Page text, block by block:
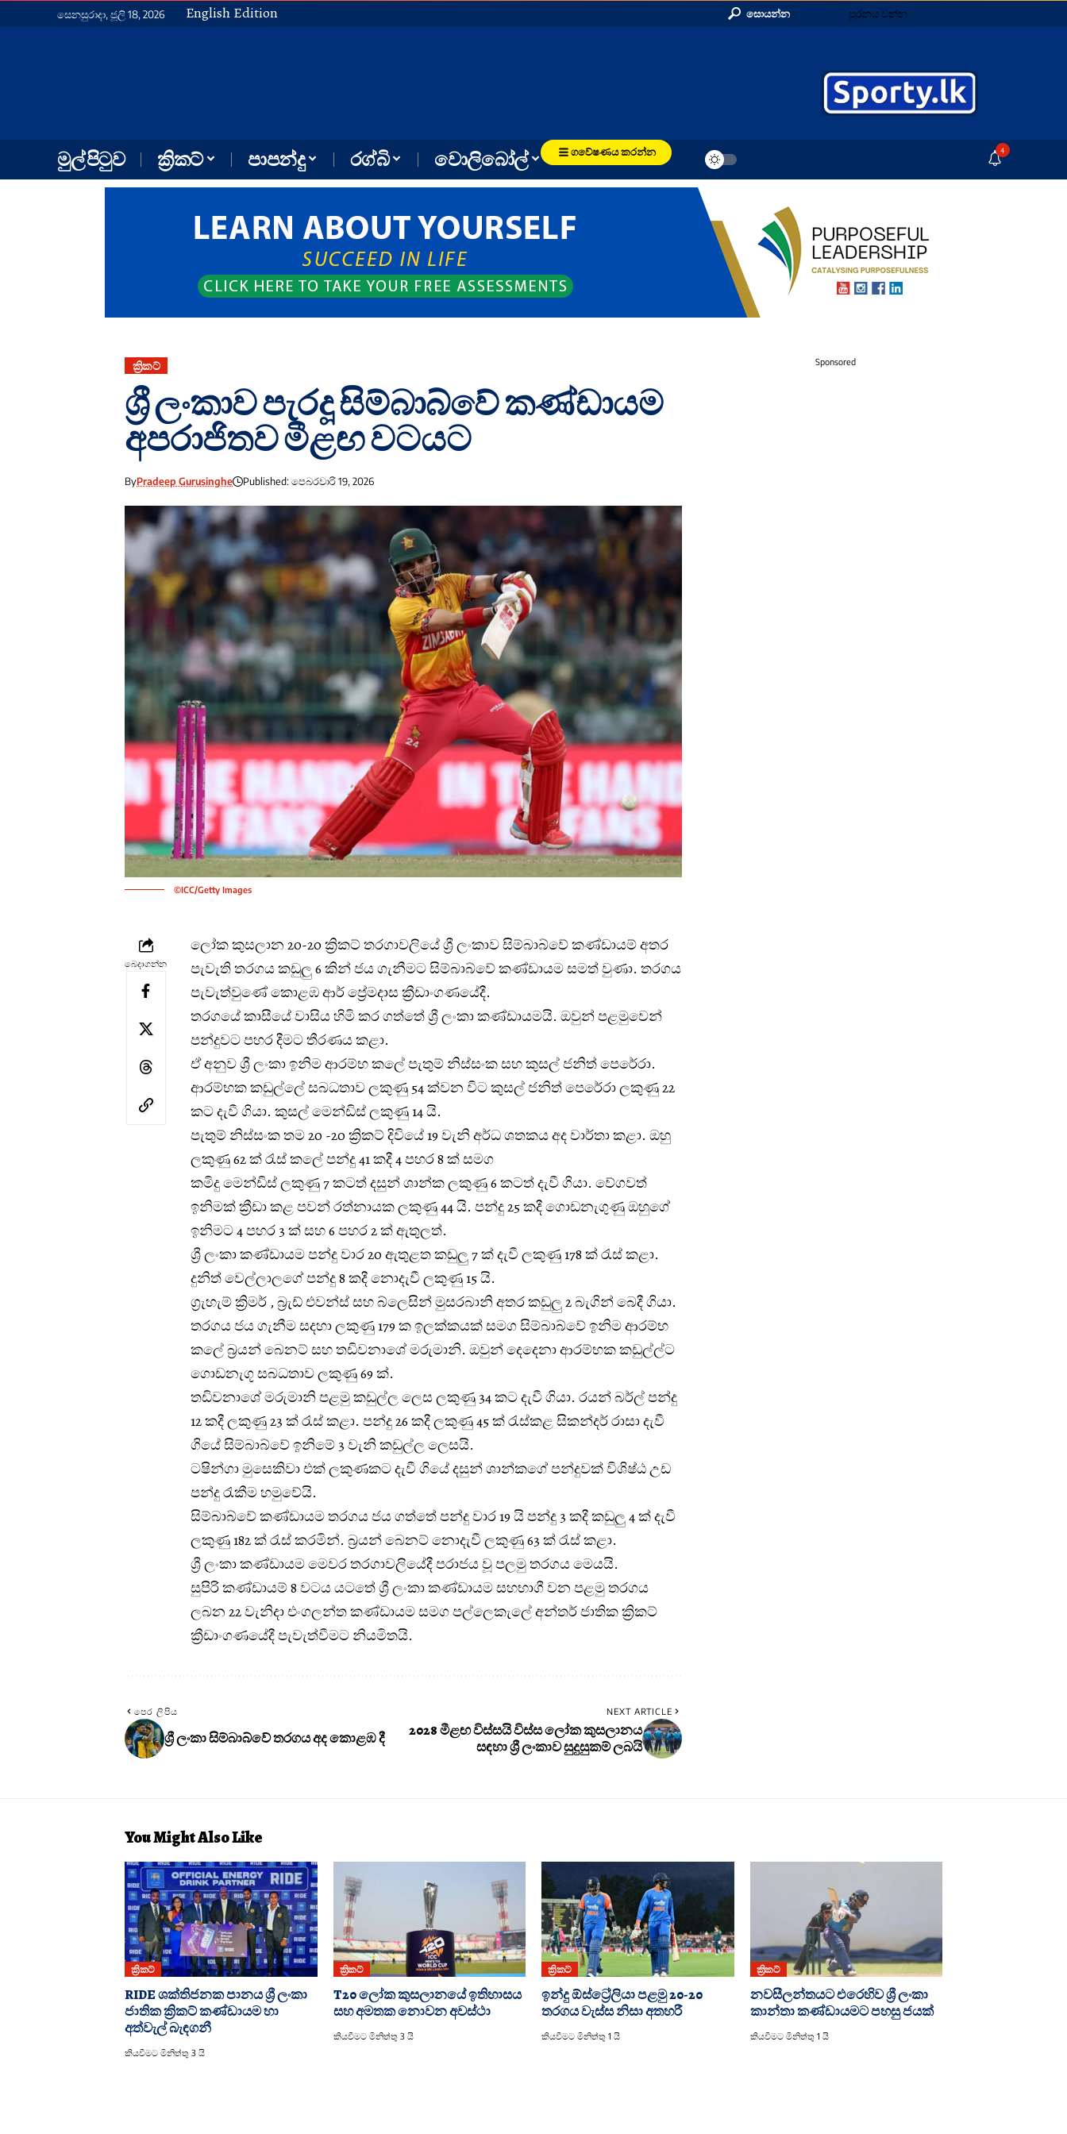
සෙනසුරාදා, ජූලි 18, 2026 English Edition සොයන්න පුරනය වන්න
මුල් පිටුව ක්‍රිකට් පාපන්දු රග්බි වොලිබෝල් ගවේෂණය කරන්න 4
ක්‍රිකට්
ශ්‍රී ලංකාව පැරදූ සිම්බාබ්වේ කණ්ඩායම
අපරාජිතව මීළඟ වටයට
ByPradeep Gurusinghe Published: පෙබරවාරි 19, 2026
©ICC/Getty Images
බෙදාගන්න
ලෝක කුසලාන 20-20 ක්‍රිකට් තරගාවලියේ ශ්‍රී ලංකාව සිම්බාබ්වේ කණ්ඩායම් අතර
පැවැති තරගය කඩුලු 6 කින් ජය ගැනීමට සිම්බාබ්වේ කණ්ඩායම සමත් වුණා. තරගය
පැවැත්වුණේ කොළඹ ආර් ප්‍රේමදාස ක්‍රීඩාංගණයේදී.
තරගයේ කාසීයේ වාසිය හිමි කර ගත්තේ ශ්‍රී ලංකා කණ්ඩායමයි. ඔවුන් පළමුවෙන්
පන්දුවට පහර දීමට තීරණය කළා.
ඒ අනුව ශ්‍රී ලංකා ඉනිම ආරම්භ කලේ පැතුම් නිස්සංක සහ කුසල් ජනිත් පෙරේරා.
ආරම්භක කඩුල්ලේ සබධතාව ලකුණු 54 ක්වන විට කුසල් ජනිත් පෙරේරා ලකුණු 22
ක‌ට දැවී ගියා. කුසල් මෙන්ඩිස් ලකුණු 14 යි.
පැතුම් නිස්සංක තම 20 -20 ක්‍රිකට් දිවියේ 19 වැනි අර්ධ ශතකය අද වාර්තා කළා. ඔහු
ලකුණු 62 ක් රැස් කලේ පන්දු 41 කදී 4 පහර 8 ක් සමග
කමිදු මෙන්ඩිස් ලකුණු 7 කටත් දසුන් ශාන්ක ලකුණු 6 කටත් දැවී ගියා. වේගවත්
ඉනිමක් ක්‍රීඩා කළ පවන් රත්නායක ලකුණු 44 යි. පන්දු 25 කදී ගොඩනැගුණු ඔහුගේ
ඉනිමට 4 පහර 3 ක් සහ 6 පහර 2 ක් ඇතුලත්.
ශ්‍රී ලංකා කණ්ඩායම පන්දු වාර 20 ඇතුළත කඩුලු 7 ක් දැවී ලකුණු 178 ක් රැස් කළා.
දුනිත් වෙල්ලාලගේ පන්දු 8 කදී නොදැවී ලකුණු 15 යි.
ග්‍රැහැම් ක්‍රිමර් , බ්‍රැඩ් එවන්ස් සහ බ්ලෙසින් මුසරබානි අතර කඩුලු 2 බැගින් බෙදී ගියා.
තරගය ජය ගැනීම සදහා ලකුණු 179 ක ඉලක්කයක් සමග සිම්බාබ්වේ ඉනිම ආරම්භ
කලේ බ්‍රයන් බෙනට් සහ තඩිවනාශේ මරුමානි. ඔවුන් ‌දෙදෙනා ආරම්භක කඩුල්ල්ට
ගොඩනැගූ සබධතාව ලකුණු 69 ක්.
තඩිවනාශේ මරුමානි පළමු කඩුල්ල ලෙස ලකුණු 34 ක‌ට දැවී ගියා. රයන් බර්ල් පන්දු
12 කදී ලකුණු 23 ක් රැස් කළා. පන්දු 26 කදී ලකුණු 45 ක් රැස්කළ සිකන්දර් රාසා දැවී
ගියේ සිම්බාබ්වේ ඉනිමේ 3 වැනි කඩුල්ල ලෙසයි.
ටෂින්ගා මුසෙකිවා එක් ලකුණකට දැවී ගියේ දසුන් ශාන්කගේ පන්දුවක් විශිෂ්ඨ උඩ
පන්දු රැකීම හමුවේයි.
සිම්බාබ්වේ කණ්ඩායම තරගය ජය ගත්තේ පන්දු වාර 19 යි පන්දු 3 කදී කඩුලු 4 ක් දැවී
ලකුණු 182 ක් රැස් කරමින්. බ්‍රයන් බෙනට් නොදැවී ලකුණු 63 ක් රැස් කළා.
ශ්‍රී ලංකා කණ්ඩායම මෙවර තරගාවලියේදී පරාජය වූ පලමු තරගය මෙයයි.
සුපිරි කණ්ඩායම් 8 වටය යටතේ ශ්‍රී ලංකා කණ්ඩායම සහභාගී වන පළමු තරගය
ලබන 22 වැනිදා එංගලන්ත කණ්ඩායම සමග පල්ලෙකැලේ අන්තර් ජාතික ක්‍රිකට්
ක්‍රීඩාංගණයේදී පැවැත්වීමට නියමිතයි.
පෙර ලිපිය
ශ්‍රී ලංකා සිම්බාබ්වේ තරගය අද කොළඹ දී
NEXT ARTICLE
2028 මීළඟ විස්සයි විස්ස ලෝක කුසලානය
සඳහා ශ්‍රී ලංකාව සුදුසුකම් ලබයි
Sponsored
You Might Also Like
ක්‍රිකට්
RIDE ශක්තිජනක පානය ශ්‍රී ලංකා
ජාතික ක්‍රිකට් කණ්ඩායම හා
අත්වැල් බැඳගනී
කියවීමට මිනිත්තු 3 යි
ක්‍රිකට්
T20 ලෝක කුසලානයේ ඉතිහාසය
සහ අමතක නොවන අවස්ථා
කියවීමට මිනිත්තු 3 යි
ක්‍රිකට්
ඉන්දු ඕස්ට්‍රේලියා පළමු 20-20
තරගය වැස්ස නිසා අතහරී
කියවීමට මිනිත්තු 1 යි
ක්‍රිකට්
නවසීලන්තයට එරෙහිව ශ්‍රී ලංකා
කාන්තා කණ්ඩායමට පහසු ජයක්
කියවීමට මිනිත්තු 1 යි